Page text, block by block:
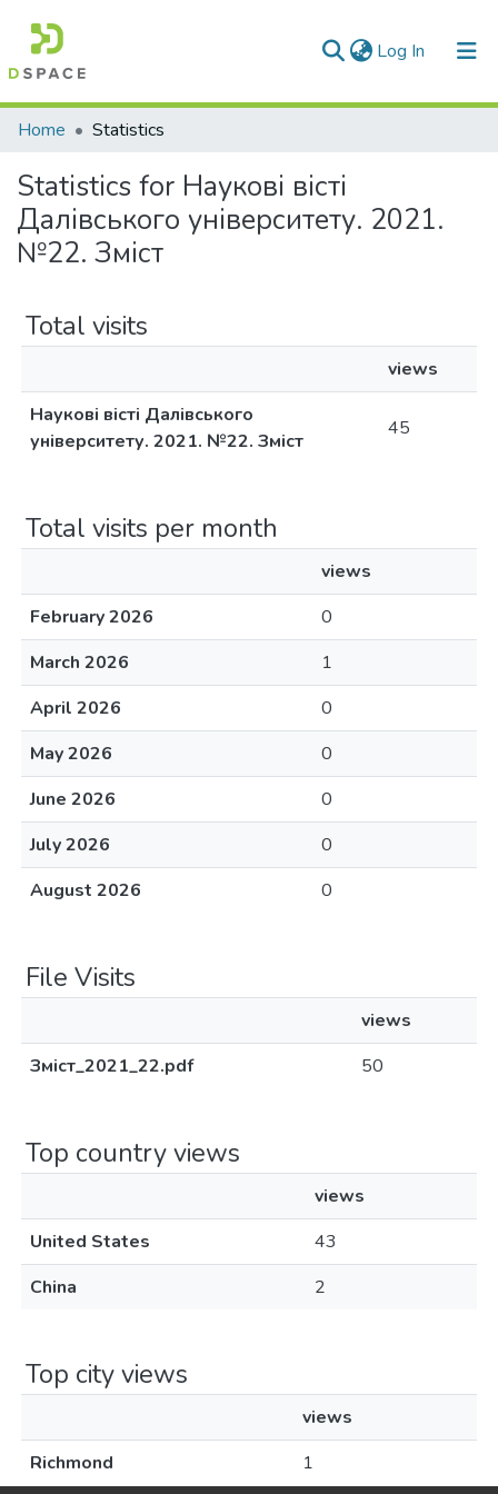
Log In (current)
Communities & Collections
All of DSpace
Home Statistics
Statistics for Наукові вісті
Далівського університету. 2021.
№22. Зміст
Total visits
views
Наукові вісті Далівського
університету. 2021. №22. Зміст
45
Total visits per month
views
February 2026
0
March 2026
1
April 2026
0
May 2026
0
June 2026
0
July 2026
0
August 2026
0
File Visits
views
Зміст_2021_22.pdf
50
Top country views
views
United States
43
China
2
Top city views
views
Richmond
1